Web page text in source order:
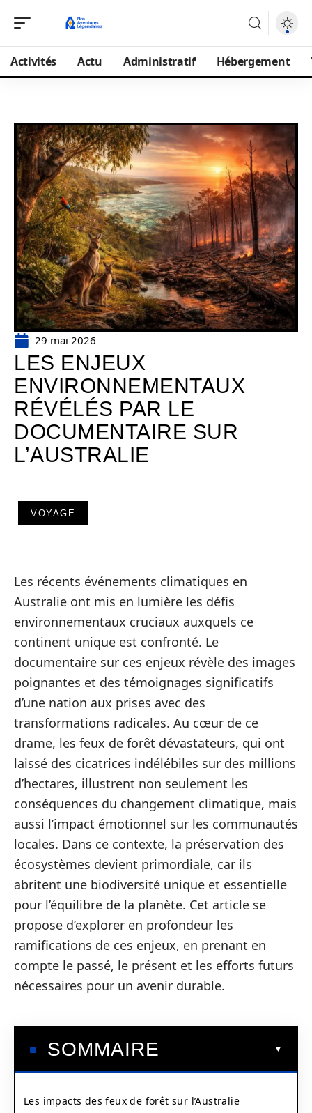
Activités Actu Administratif Hébergement
29 mai 2026
LES ENJEUX
ENVIRONNEMENTAUX
RÉVÉLÉS PAR LE
DOCUMENTAIRE SUR
L’AUSTRALIE
VOYAGE
Les récents événements climatiques en
Australie ont mis en lumière les défis
environnementaux cruciaux auxquels ce
continent unique est confronté. Le
documentaire sur ces enjeux révèle des images
poignantes et des témoignages significatifs
d’une nation aux prises avec des
transformations radicales. Au cœur de ce
drame, les feux de forêt dévastateurs, qui ont
laissé des cicatrices indélébiles sur des millions
d’hectares, illustrent non seulement les
conséquences du changement climatique, mais
aussi l’impact émotionnel sur les communautés
locales. Dans ce contexte, la préservation des
écosystèmes devient primordiale, car ils
abritent une biodiversité unique et essentielle
pour l’équilibre de la planète. Cet article se
propose d’explorer en profondeur les
ramifications de ces enjeux, en prenant en
compte le passé, le présent et les efforts futurs
nécessaires pour un avenir durable.
SOMMAIRE
Les impacts des feux de forêt sur l’Australie